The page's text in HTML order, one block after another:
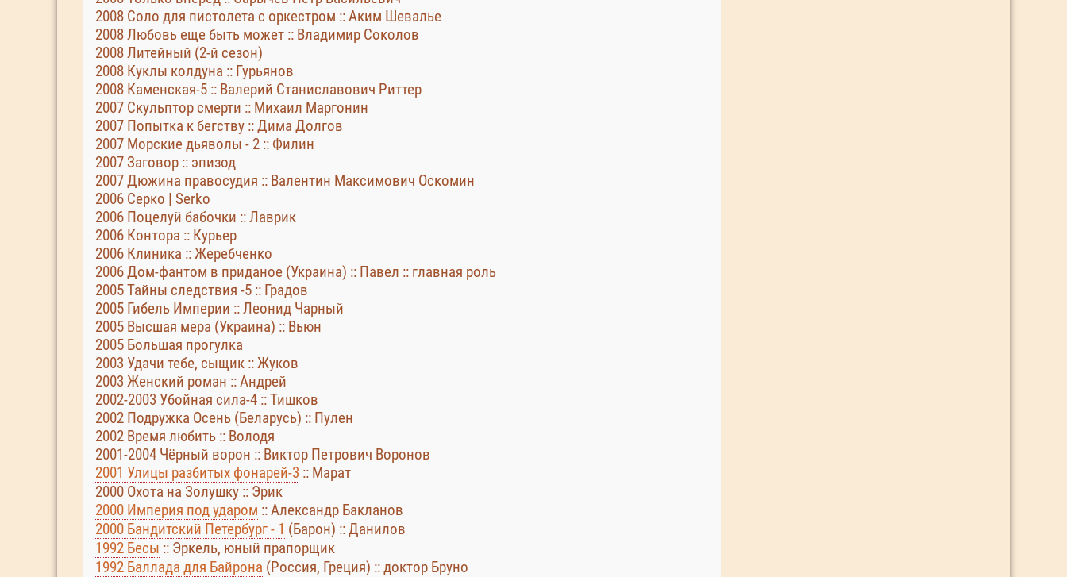
2008 Соло для пистолета с оркестром :: Аким Шевалье
2008 Любовь еще быть может :: Владимир Соколов
2008 Литейный (2-й сезон)
2008 Куклы колдуна :: Гурьянов
2008 Каменская-5 :: Валерий Станиславович Риттер
2007 Скульптор смерти :: Михаил Маргонин
2007 Попытка к бегству :: Дима Долгов
2007 Морские дьяволы - 2 :: Филин
2007 Заговор :: эпизод
2007 Дюжина правосудия :: Валентин Максимович Оскомин
2006 Серко | Serko
2006 Поцелуй бабочки :: Лаврик
2006 Контора :: Курьер
2006 Клиника :: Жеребченко
2006 Дом-фантом в приданое (Украина) :: Павел :: главная роль
2005 Тайны следствия -5 :: Градов
2005 Гибель Империи :: Леонид Чарный
2005 Высшая мера (Украина) :: Вьюн
2005 Большая прогулка
2003 Удачи тебе, сыщик :: Жуков
2003 Женский роман :: Андрей
2002-2003 Убойная сила-4 :: Тишков
2002 Подружка Осень (Беларусь) :: Пулен
2002 Время любить :: Володя
2001-2004 Чёрный ворон :: Виктор Петрович Воронов
2001 Улицы разбитых фонарей-3 :: Марат
2000 Охота на Золушку :: Эрик
2000 Империя под ударом :: Александр Бакланов
2000 Бандитский Петербург - 1 (Барон) :: Данилов
1992 Бесы :: Эркель, юный прапорщик
1992 Баллада для Байрона (Россия, Греция) :: доктор Бруно